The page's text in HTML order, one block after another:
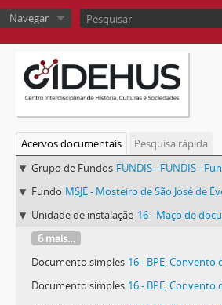
Navegar
Acervos documentais
Pesquisa rápida
Grupo de Fundos FUNDIS - FUNDIS - Fundos
Fundo MSJE - Mosteiro de São José de
Unidade de instalação 16 - Maço de documentos
6 mais...
Documento simples 16 - BPE, Convento
Documento simples 16 - BPE, Convento